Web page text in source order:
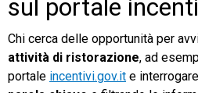
sul portale
Chi cerca delle opportunità per
attività di ristorazione, ad
portale incentivi.gov.it e